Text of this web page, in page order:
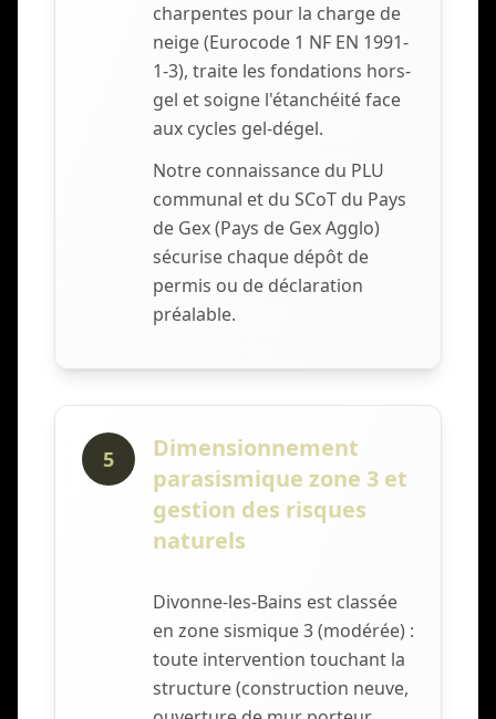
charpentes pour la charge de
neige (Eurocode 1 NF EN 1991-
1-3), traite les fondations hors-
gel et soigne l'étanchéité face
aux cycles gel-dégel.
Notre connaissance du PLU
communal et du SCoT du Pays
de Gex (Pays de Gex Agglo)
sécurise chaque dépôt de
permis ou de déclaration
préalable.
5
Dimensionnement
parasismique zone 3 et
gestion des risques
naturels
Divonne-les-Bains est classée
en zone sismique 3 (modérée) :
toute intervention touchant la
structure (construction neuve,